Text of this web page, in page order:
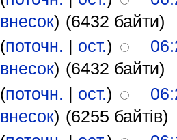
внесок) (6432 байти)
(поточн. | ост.)
внесок) (6432 байти)
(поточн. | ост.)
внесок) (6255 байтів)